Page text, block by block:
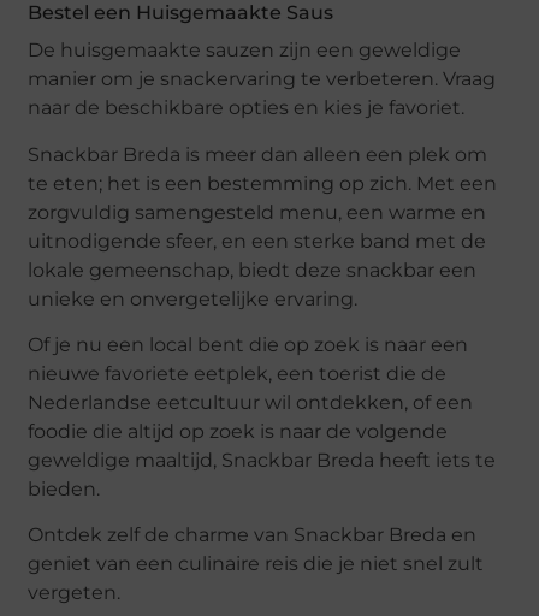
Bestel een Huisgemaakte Saus
De huisgemaakte sauzen zijn een geweldige
manier om je snackervaring te verbeteren. Vraag
naar de beschikbare opties en kies je favoriet.
Snackbar Breda is meer dan alleen een plek om
te eten; het is een bestemming op zich. Met een
zorgvuldig samengesteld menu, een warme en
uitnodigende sfeer, en een sterke band met de
lokale gemeenschap, biedt deze snackbar een
unieke en onvergetelijke ervaring.
Of je nu een local bent die op zoek is naar een
nieuwe favoriete eetplek, een toerist die de
Nederlandse eetcultuur wil ontdekken, of een
foodie die altijd op zoek is naar de volgende
geweldige maaltijd, Snackbar Breda heeft iets te
bieden.
Ontdek zelf de charme van Snackbar Breda en
geniet van een culinaire reis die je niet snel zult
vergeten.